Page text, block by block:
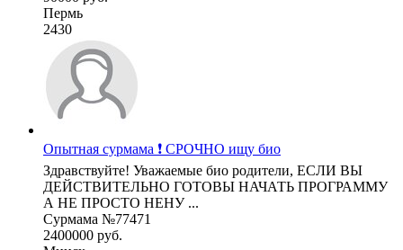
Пермь
2430
Опытная сурмама ❗ СРОЧНО ищу био
Здравствуйте! Уважаемые био родители, ЕСЛИ ВЫ
ДЕЙСТВИТЕЛЬНО ГОТОВЫ НАЧАТЬ ПРОГРАММУ
А НЕ ПРОСТО НЕНУ ...
Сурмама №77471
2400000 руб.